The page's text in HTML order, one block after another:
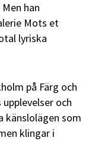
han
Mots et
lyriska
på Färg och
och
känslolägen som
klingar i